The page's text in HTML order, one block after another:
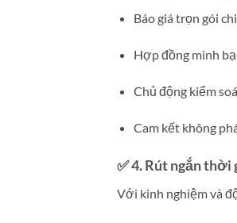
Báo giá trọn gói
Hợp đồng minh
Chủ động kiểm
Cam kết không
✅ 4.Rút ngắn thời
Với kinh nghiệm và